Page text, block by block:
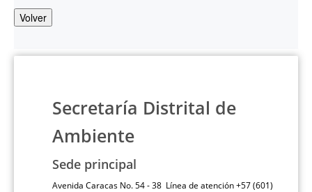
Volver
Secretaría Distrital de
Ambiente
Sede principal
Avenida Caracas No. 54 - 38 Línea de atención +57 (601)